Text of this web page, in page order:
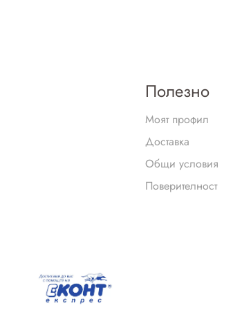
Полезно
Моят профил
Доставка
Общи условия
Поверителност